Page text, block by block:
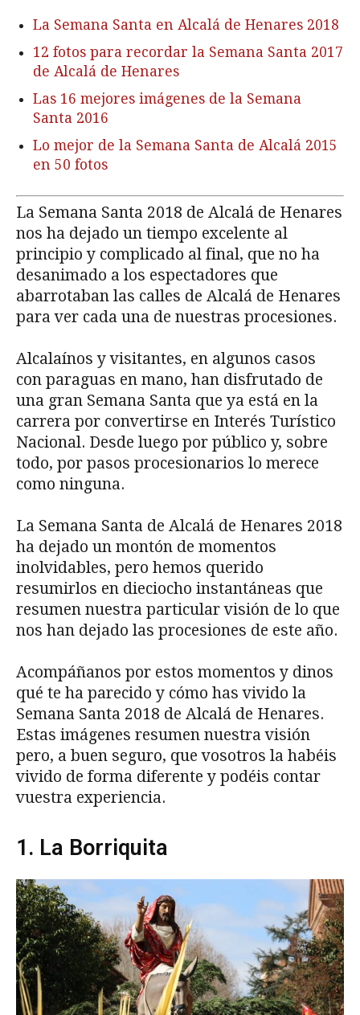
La Semana Santa en Alcalá de Henares 2018
12 fotos para recordar la Semana Santa 2017
de Alcalá de Henares
Las 16 mejores imágenes de la Semana
Santa 2016
Lo mejor de la Semana Santa de Alcalá 2015
en 50 fotos
La Semana Santa 2018 de Alcalá de Henares
nos ha dejado un tiempo excelente al
principio y complicado al final, que no ha
desanimado a los espectadores que
abarrotaban las calles de Alcalá de Henares
para ver cada una de nuestras procesiones.
Alcalaínos y visitantes, en algunos casos
con paraguas en mano, han disfrutado de
una gran Semana Santa que ya está en la
carrera por convertirse en Interés Turístico
Nacional. Desde luego por público y, sobre
todo, por pasos procesionarios lo merece
como ninguna.
La Semana Santa de Alcalá de Henares 2018
ha dejado un montón de momentos
inolvidables, pero hemos querido
resumirlos en dieciocho instantáneas que
resumen nuestra particular visión de lo que
nos han dejado las procesiones de este año.
Acompáñanos por estos momentos y dinos
qué te ha parecido y cómo has vivido la
Semana Santa 2018 de Alcalá de Henares.
Estas imágenes resumen nuestra visión
pero, a buen seguro, que vosotros la habéis
vivido de forma diferente y podéis contar
vuestra experiencia.
1. La Borriquita